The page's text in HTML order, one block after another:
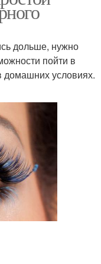
дольше, нужно
пойти в
домашних условиях.